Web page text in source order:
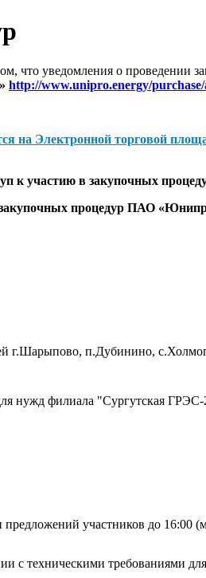
что уведомления о
http://www.unipro.energy/
на Электронной торговой
к участию в закупочных
закупочных процедур ПАО
г.Шарыпово, п.Дубинино,
для нужд филиала "Сургутская
участников до 16:00
с техническими